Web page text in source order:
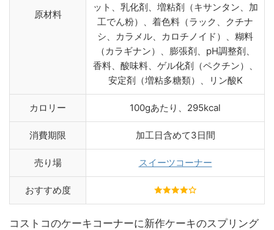
原材料
ット、乳化剤、増粘剤（キサンタン、加
工でん粉）、着色料（ラック、クチナ
シ、カラメル、カロチノイド）、糊料
（カラギナン）、膨張剤、pH調整剤、
香料、酸味料、ゲル化剤（ペクチン）、
安定剤（増粘多糖類）、リン酸K
カロリー 100gあたり、295kcal
消費期限 加工日含めて3日間
売り場 スイーツコーナー
おすすめ度
コストコのケーキコーナーに新作ケーキのスプリング